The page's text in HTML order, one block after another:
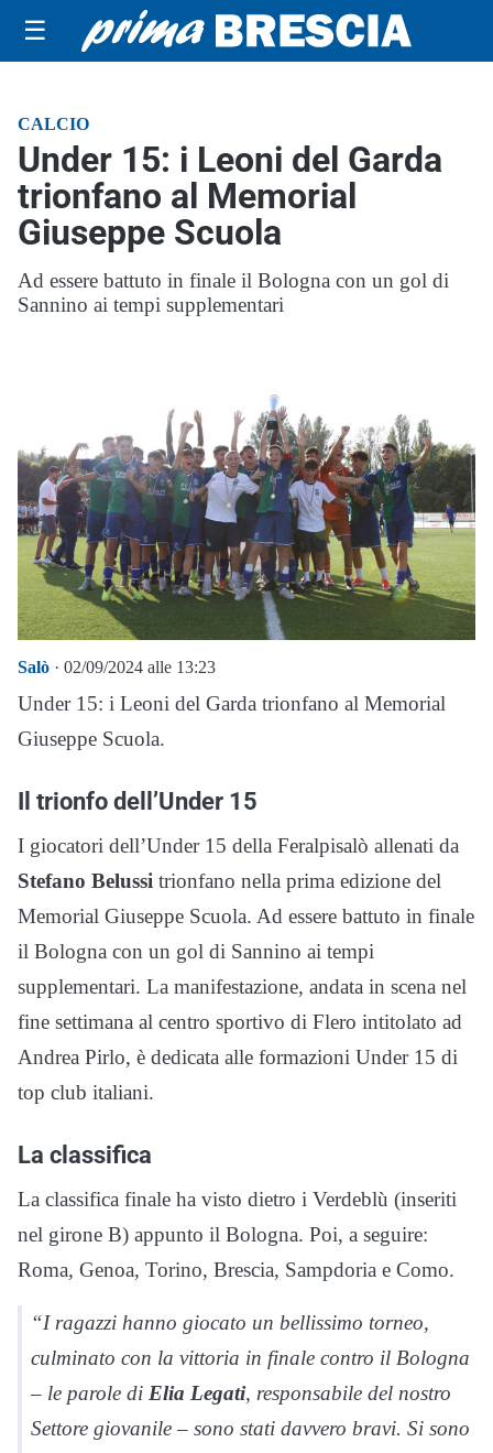
☰
CALCIO
Under 15: i Leoni del Garda
trionfano al Memorial
Giuseppe Scuola
Ad essere battuto in finale il Bologna con un gol di
Sannino ai tempi supplementari
Salò · 02/09/2024 alle 13:23
Under 15: i Leoni del Garda trionfano al Memorial
Giuseppe Scuola.
Il trionfo dell’Under 15
I giocatori dell’Under 15 della Feralpisalò allenati da
Stefano Belussi trionfano nella prima edizione del
Memorial Giuseppe Scuola. Ad essere battuto in finale
il Bologna con un gol di Sannino ai tempi
supplementari. La manifestazione, andata in scena nel
fine settimana al centro sportivo di Flero intitolato ad
Andrea Pirlo, è dedicata alle formazioni Under 15 di
top club italiani.
La classifica
La classifica finale ha visto dietro i Verdeblù (inseriti
nel girone B) appunto il Bologna. Poi, a seguire:
Roma, Genoa, Torino, Brescia, Sampdoria e Como.
“I ragazzi hanno giocato un bellissimo torneo,
culminato con la vittoria in finale contro il Bologna
– le parole di Elia Legati, responsabile del nostro
Settore giovanile – sono stati davvero bravi. Si sono